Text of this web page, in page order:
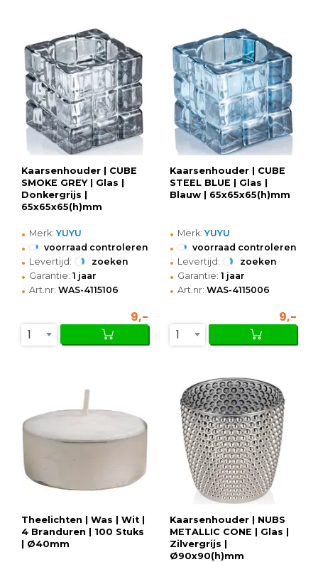
Kaarsenhouder | CUBE
SMOKE GREY | Glas |
Donkergrijs |
65x65x65(h)mm
• Merk: YUYU
• voorraad controleren
• Levertijd: zoeken
• Garantie: 1 jaar
• Art.nr: WAS-4115106
9,-
1
Kaarsenhouder | CUBE
STEEL BLUE | Glas |
Blauw | 65x65x65(h)mm
• Merk: YUYU
• voorraad controleren
• Levertijd: zoeken
• Garantie: 1 jaar
• Art.nr: WAS-4115006
9,-
1
Theelichten | Was | Wit |
4 Branduren | 100 Stuks
| Ø40mm
Kaarsenhouder | NUBS
METALLIC CONE | Glas |
Zilvergrijs |
Ø90x90(h)mm